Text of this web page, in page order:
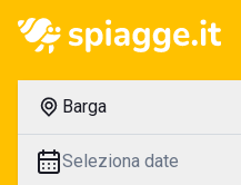
Barga
Seleziona date